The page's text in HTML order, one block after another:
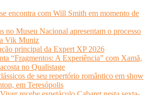
encontra com Will Smith em momento de
no Museu Nacional apresentam o processo
Vik Muniz
principal da Expert XP 2026
“Fragmentos: A Experiência” com Xamã,
no Qualistage
de seu repertório romântico em show
em Teresópolis